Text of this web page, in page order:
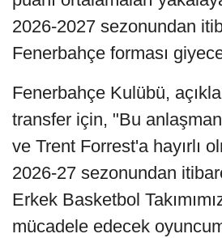
2026-2027 sezonundan
Fenerbahçe forması
Fenerbahçe Kulübü,
transfer için, "Bu
ve Trent Forrest'a hayırlı
2026-27 sezonundan
Erkek Basketbol
mücadele edecek